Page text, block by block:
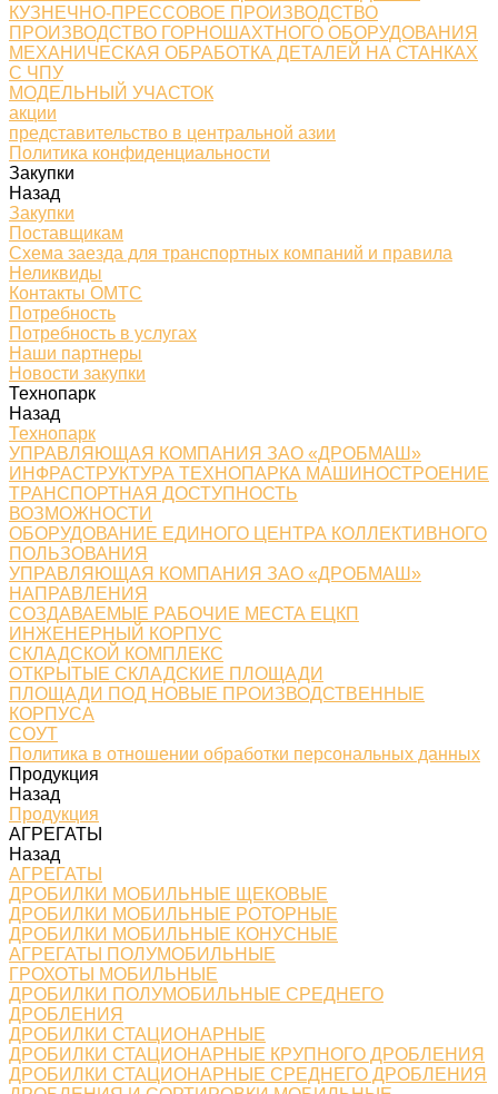
КУЗНЕЧНО-ПРЕССОВОЕ ПРОИЗВОДСТВО
ПРОИЗВОДСТВО ГОРНОШАХТНОГО ОБОРУДОВАНИЯ
МЕХАНИЧЕСКАЯ ОБРАБОТКА ДЕТАЛЕЙ НА СТАНКАХ
С ЧПУ
МОДЕЛЬНЫЙ УЧАСТОК
акции
представительство в центральной азии
Политика конфиденциальности
Закупки
Назад
Закупки
Поставщикам
Схема заезда для транспортных компаний и правила
Неликвиды
Контакты ОМТС
Потребность
Потребность в услугах
Наши партнеры
Новости закупки
Технопарк
Назад
Технопарк
УПРАВЛЯЮЩАЯ КОМПАНИЯ ЗАО «ДРОБМАШ»
ИНФРАСТРУКТУРА ТЕХНОПАРКА МАШИНОСТРОЕНИЕ
ТРАНСПОРТНАЯ ДОСТУПНОСТЬ
ВОЗМОЖНОСТИ
ОБОРУДОВАНИЕ ЕДИНОГО ЦЕНТРА КОЛЛЕКТИВНОГО
ПОЛЬЗОВАНИЯ
УПРАВЛЯЮЩАЯ КОМПАНИЯ ЗАО «ДРОБМАШ»
НАПРАВЛЕНИЯ
СОЗДАВАЕМЫЕ РАБОЧИЕ МЕСТА ЕЦКП
ИНЖЕНЕРНЫЙ КОРПУС
СКЛАДСКОЙ КОМПЛЕКС
ОТКРЫТЫЕ СКЛАДСКИЕ ПЛОЩАДИ
ПЛОЩАДИ ПОД НОВЫЕ ПРОИЗВОДСТВЕННЫЕ
КОРПУСА
СОУТ
Политика в отношении обработки персональных данных
Продукция
Назад
Продукция
АГРЕГАТЫ
Назад
АГРЕГАТЫ
ДРОБИЛКИ МОБИЛЬНЫЕ ЩЕКОВЫЕ
ДРОБИЛКИ МОБИЛЬНЫЕ РОТОРНЫЕ
ДРОБИЛКИ МОБИЛЬНЫЕ КОНУСНЫЕ
АГРЕГАТЫ ПОЛУМОБИЛЬНЫЕ
ГРОХОТЫ МОБИЛЬНЫЕ
ДРОБИЛКИ ПОЛУМОБИЛЬНЫЕ СРЕДНЕГО
ДРОБЛЕНИЯ
ДРОБИЛКИ СТАЦИОНАРНЫЕ
ДРОБИЛКИ СТАЦИОНАРНЫЕ КРУПНОГО ДРОБЛЕНИЯ
ДРОБИЛКИ СТАЦИОНАРНЫЕ СРЕДНЕГО ДРОБЛЕНИЯ